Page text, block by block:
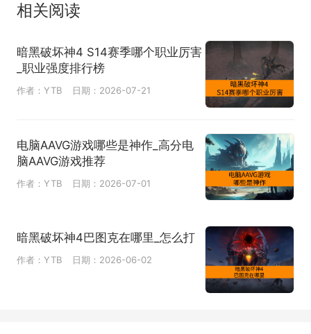
相关阅读
暗黑破坏神4 S14赛季哪个职业厉害
_职业强度排行榜
作者：YTB 日期：2026-07-21
电脑AAVG游戏哪些是神作_高分电
脑AAVG游戏推荐
作者：YTB 日期：2026-07-01
暗黑破坏神4巴图克在哪里_怎么打
作者：YTB 日期：2026-06-02